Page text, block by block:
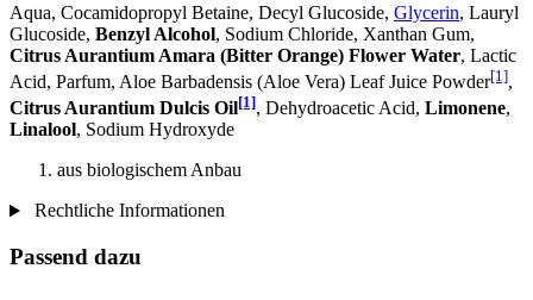
Aqua, Cocamidopropyl Betaine, Decyl Glucoside, Glycerin, Lauryl
Glucoside, Benzyl Alcohol, Sodium Chloride, Xanthan Gum,
Citrus Aurantium Amara (Bitter Orange) Flower Water, Lactic
Acid, Parfum, Aloe Barbadensis (Aloe Vera) Leaf Juice Powder[1],
Citrus Aurantium Dulcis Oil[1], Dehydroacetic Acid, Limonene,
Linalool, Sodium Hydroxyde
aus biologischem Anbau
Rechtliche Informationen
Passend dazu